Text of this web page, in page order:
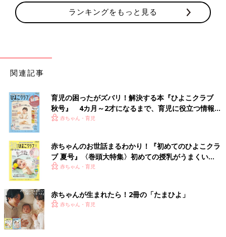
ランキングをもっと見る
関連記事
育児の困ったがズバリ！解決する本『ひよこクラブ
秋号』 4カ月～2才になるまで、育児に役立つ情報が
いっぱい！
赤ちゃん・育児
赤ちゃんのお世話まるわかり！『初めてのひよこクラ
ブ 夏号』〈巻頭大特集〉初めての授乳がうまくい
く！ おっぱい・ミルクの基本と夏のトラブル 解決テ
赤ちゃん・育児
赤ちゃんが生まれたら！2冊の「たまひよ」
赤ちゃん・育児